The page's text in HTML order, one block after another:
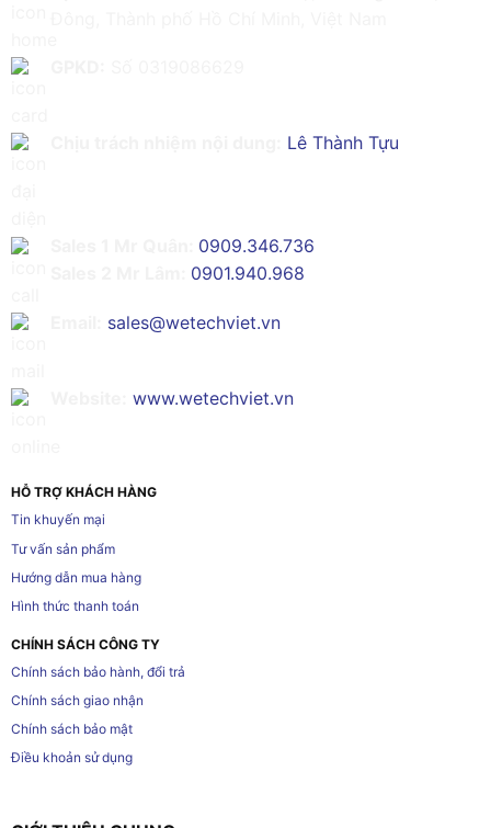
Lê Thành Tựu
0909.346.736
0901.940.968
sales@wetechviet.vn
www.wetechviet.vn
HỖ TRỢ KHÁCH HÀNG
Tin khuyến mại
Tư vấn sản phẩm
Hướng dẫn mua hàng
Hình thức thanh toán
CHÍNH SÁCH CÔNG TY
Chính sách bảo hành, đổi trả
Chính sách giao nhận
Chính sách bảo mật
Điều khoản sử dụng